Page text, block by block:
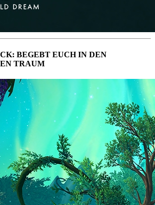
BEGEBT EUCH IN DEN
TRAUM